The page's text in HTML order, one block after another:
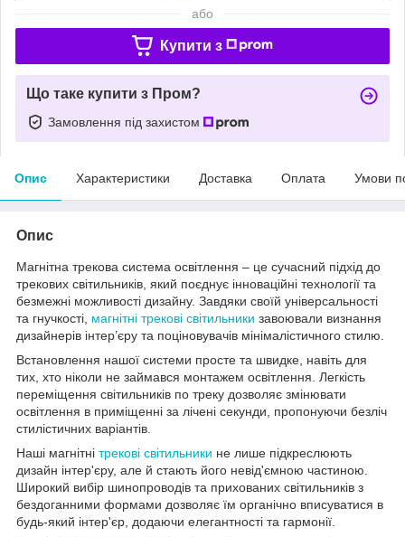
або
Купити з
Що таке купити з Пром?
Замовлення під захистом
Опис Характеристики Доставка Оплата Умови
Опис
Магнітна трекова система освітлення – це сучасний підхід до
трекових світильників, який поєднує інноваційні технології та
безмежні можливості дизайну. Завдяки своїй універсальності
та гнучкості, магнітні трекові світильники завоювали визнання
дизайнерів інтер’єру та поціновувачів мінімалістичного стилю.
Встановлення нашої системи просте та швидке, навіть для
тих, хто ніколи не займався монтажем освітлення. Легкість
переміщення світильників по треку дозволяє змінювати
освітлення в приміщенні за лічені секунди, пропонуючи безліч
стилістичних варіантів.
Наші магнітні трекові світильники не лише підкреслюють
дизайн інтер'єру, але й стають його невід'ємною частиною.
Широкий вибір шинопроводів та прихованих світильників з
бездоганними формами дозволяє їм органічно вписуватися в
будь-який інтер'єр, додаючи елегантності та гармонії.